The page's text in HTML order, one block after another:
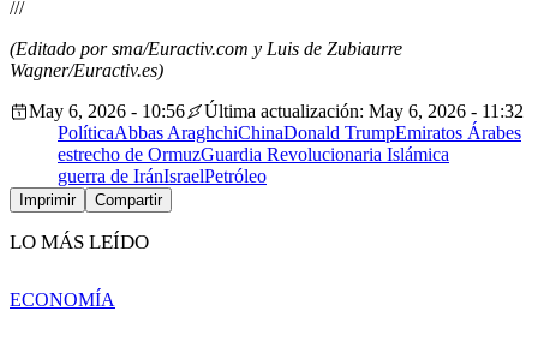
///
(Editado por sma/Euractiv.com y Luis de Zubiaurre
Wagner/Euractiv.es)
May 6, 2026 - 10:56
Última actualización: May 6, 2026 - 11:32
PolíticaAbbas AraghchiChinaDonald TrumpEmiratos Árabes
estrecho de OrmuzGuardia Revolucionaria Islámica
guerra de IránIsraelPetróleo
Imprimir Compartir
LO MÁS LEÍDO
ECONOMÍA